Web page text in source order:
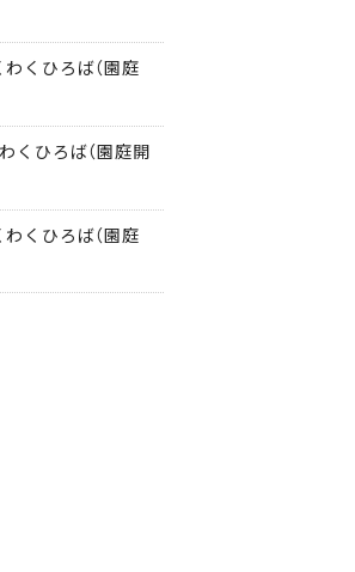
わくひろば（園庭
くひろば（園庭開
くひろば（園庭